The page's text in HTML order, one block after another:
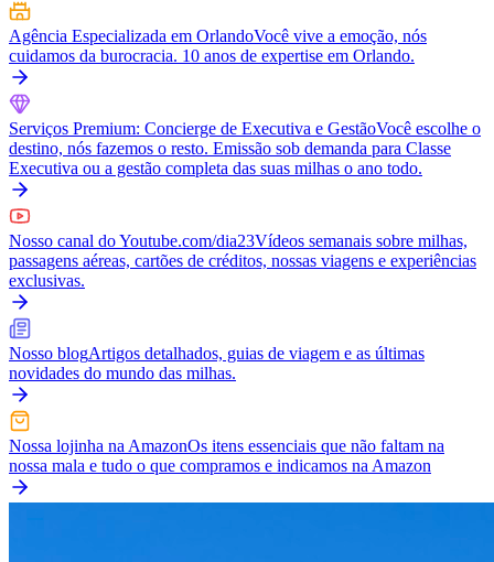
Agência Especializada em OrlandoVocê vive a emoção, nós
cuidamos da burocracia. 10 anos de expertise em Orlando.
Serviços Premium: Concierge de Executiva e GestãoVocê escolhe o
destino, nós fazemos o resto. Emissão sob demanda para Classe
Executiva ou a gestão completa das suas milhas o ano todo.
Nosso canal do Youtube.com/dia23Vídeos semanais sobre milhas,
passagens aéreas, cartões de créditos, nossas viagens e experiências
exclusivas.
Nosso blogArtigos detalhados, guias de viagem e as últimas
novidades do mundo das milhas.
Nossa lojinha na AmazonOs itens essenciais que não faltam na
nossa mala e tudo o que compramos e indicamos na Amazon